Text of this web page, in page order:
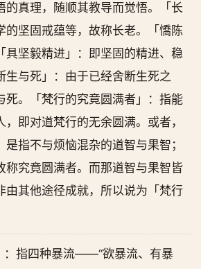
的真理，随顺其教导而觉悟。「长
的坚固戒蕴等，故称长老。「憍陈
具坚毅精进」：即坚固的精进、稳
生与死」：由于已经舍断生死之
死。「梵行的究竟圆满者」：指能
即对道梵行的无余圆满。或者，
指不与烦恼混杂的道智与果智；
称究竟圆满者。而那道智与果智皆
由其他途径成就，所以说为「梵行
：指四种暴流——“欲暴流、有暴